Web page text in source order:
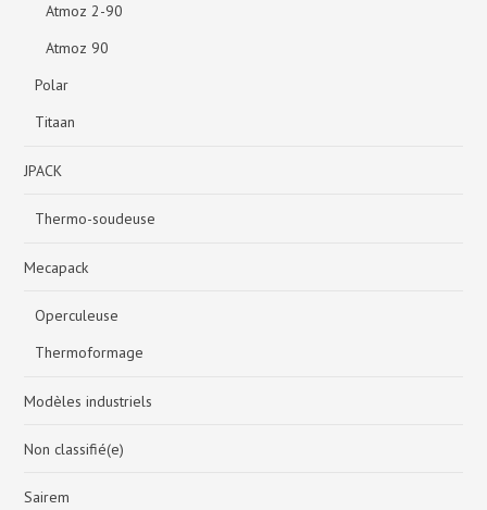
Atmoz 2-90
Atmoz 90
Polar
Titaan
JPACK
Thermo-soudeuse
Mecapack
Operculeuse
Thermoformage
Modèles industriels
Non classifié(e)
Sairem